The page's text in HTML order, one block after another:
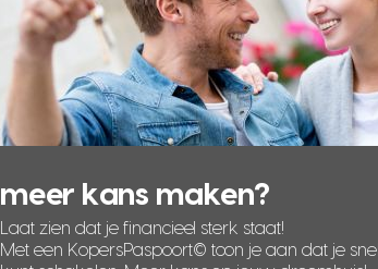
meer kans maken?
Laat zien dat je financieel sterk staat!
Met een KopersPaspoort© toon je aan dat je snel